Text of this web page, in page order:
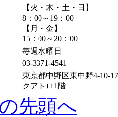
【火・木・土・日】
8：00～19：00
【月・金】
15：00～20：00
毎週水曜日
03-3371-4541
東京都中野区東中野4-10-17
クアトロ1階
先頭へ